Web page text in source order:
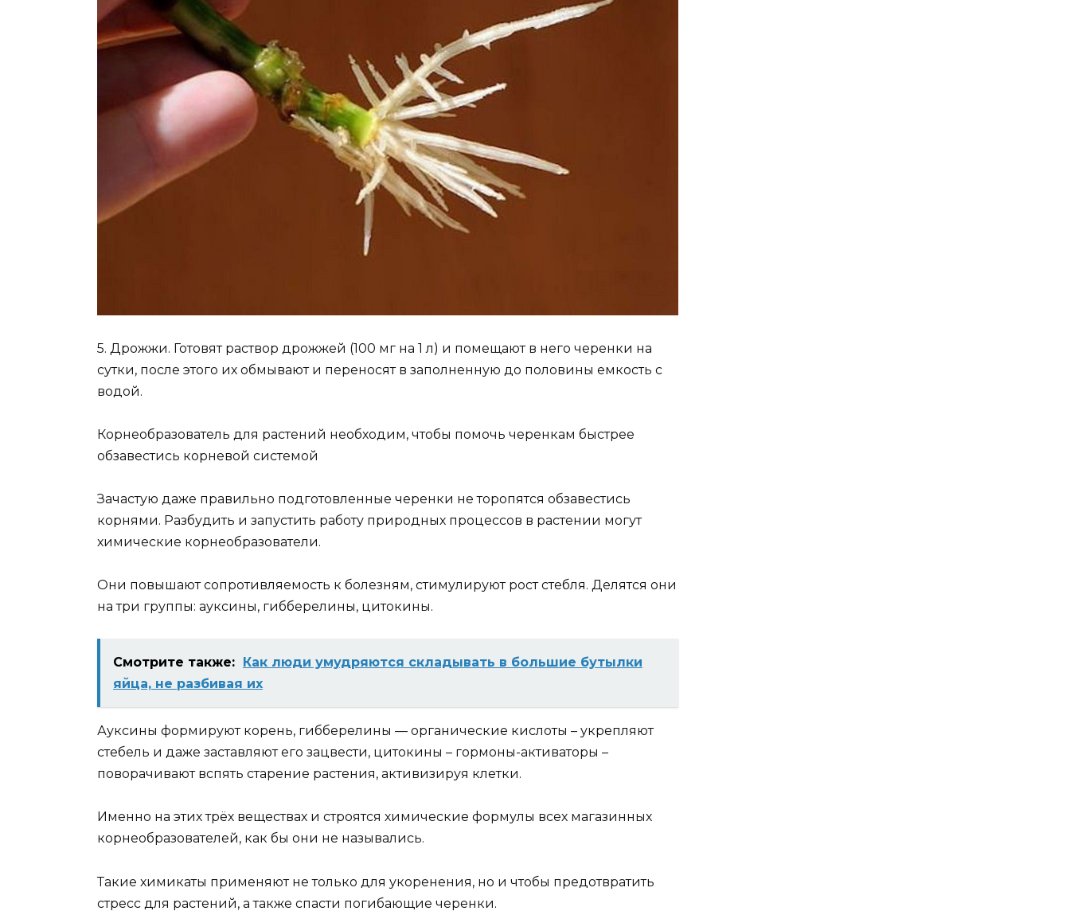
5. Дрожжи. Готовят раствор дрожжей (100 мг на 1 л) и помещают в него черенки на
сутки, после этого их обмывают и переносят в заполненную до половины емкость с
водой.
Корнеобразователь для растений необходим, чтобы помочь черенкам быстрее
обзавестись корневой системой
Зачастую даже правильно подготовленные черенки не торопятся обзавестись
корнями. Разбудить и запустить работу природных процессов в растении могут
химические корнеобразователи.
Они повышают сопротивляемость к болезням, стимулируют рост стебля. Делятся они
на три группы: ауксины, гибберелины, цитокины.
Смотрите также:
Как люди умудряются складывать в большие бутылки
яйца, не разбивая их
Ауксины формируют корень, гибберелины — органические кислоты – укрепляют
стебель и даже заставляют его зацвести, цитокины – гормоны-активаторы –
поворачивают вспять старение растения, активизируя клетки.
Именно на этих трёх веществах и строятся химические формулы всех магазинных
корнеобразователей, как бы они не назывались.
Такие химикаты применяют не только для укоренения, но и чтобы предотвратить
стресс для растений, а также спасти погибающие черенки.